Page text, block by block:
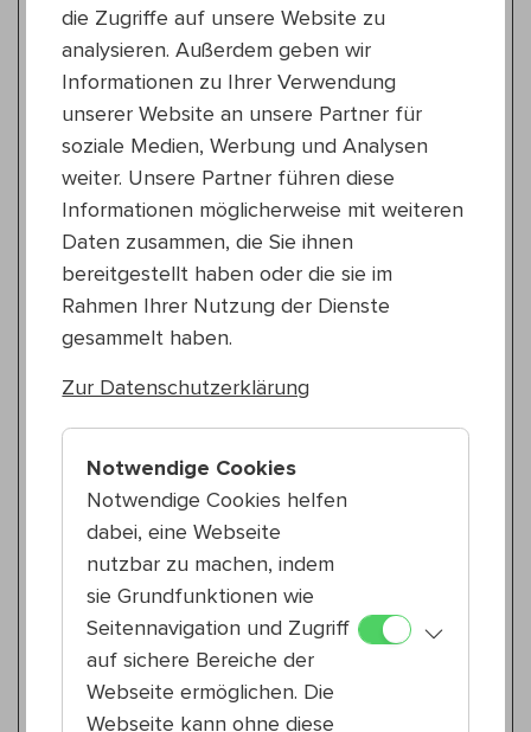
Kabarett
18:30 — 19:30
15., Reithofferpark
Chrissi Buchmasser
Zugzwang
Rap
20:00 — 21:00
15., Reithofferpark
Mata Granata & Anđa Mitraljeza
Konzert
18:30 — 19:30
15., Reithofferpark
Flóra Boros & Kenneth Constance Loe
violet glace x P,R,O,N,E: A double bill
Experimentelle Musik
20:00 — 21:00
15., Reithofferpark
bösze flunger völker
die Zugriffe auf unsere Website zu
analysieren. Außerdem geben wir
Informationen zu Ihrer Verwendung
unserer Website an unsere Partner für
soziale Medien, Werbung und Analysen
weiter. Unsere Partner führen diese
Informationen möglicherweise mit weiteren
Daten zusammen, die Sie ihnen
bereitgestellt haben oder die sie im
Rahmen Ihrer Nutzung der Dienste
gesammelt haben.
Zur Datenschutzerklärung
Notwendige Cookies
Notwendige Cookies helfen
dabei, eine Webseite
nutzbar zu machen, indem
sie Grundfunktionen wie
Seitennavigation und Zugriff
auf sichere Bereiche der
Webseite ermöglichen. Die
Webseite kann ohne diese